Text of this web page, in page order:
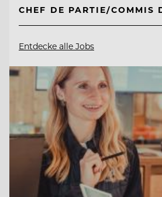
CHEF DE PARTIE/COMMIS
Entdecke alle Jobs